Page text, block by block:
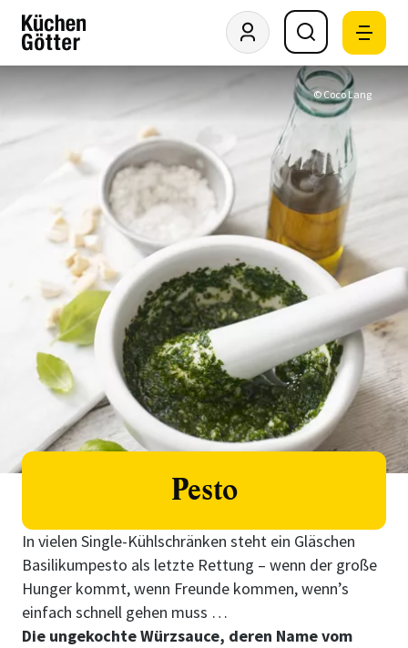
© Coco Lang
Pesto
In vielen Single-Kühlschränken steht ein Gläschen
Basilikumpesto als letzte Rettung – wenn der große
Hunger kommt, wenn Freunde kommen, wenn’s
einfach schnell gehen muss …
Die ungekochte Würzsauce, deren Name vom